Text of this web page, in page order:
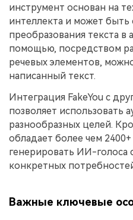
инструмент основан на
интеллекта и может быть
преобразования текста в
помощью, посредством
речевых элементов,
написанный текст.
Интеграция FakeYou с
позволяет использовать
разнообразных целей.
обладает более чем
генерировать ИИ-голоса
конкретных
Важные ключевые